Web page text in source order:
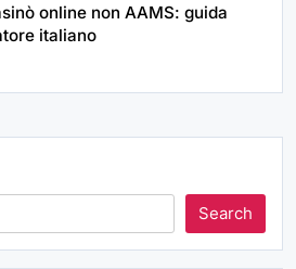
online non AAMS: guida
italiano
Search